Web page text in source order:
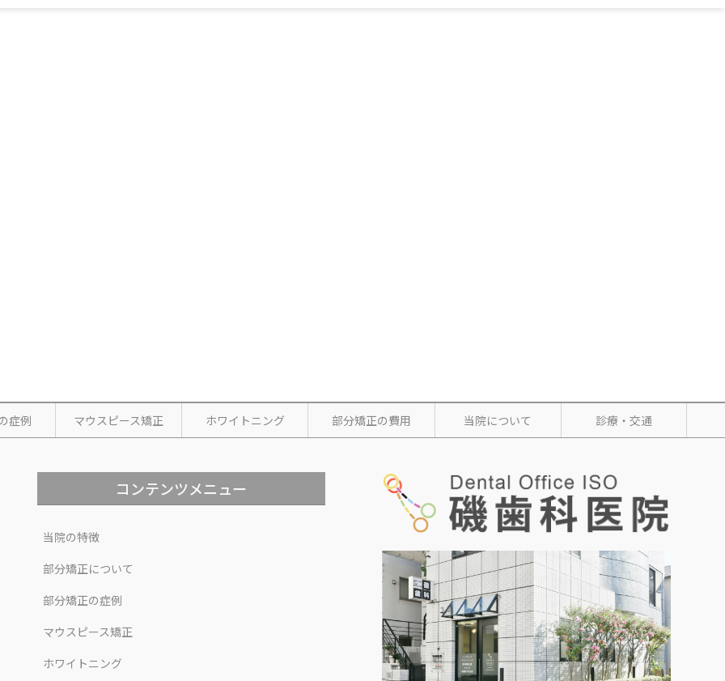
症例 マウスピース矯正 ホワイトニング 部分矯正の費用 当院について 診療・交通
コンテンツメニュー
当院の特徴
部分矯正について
部分矯正の症例
マウスピース矯正
ホワイトニング